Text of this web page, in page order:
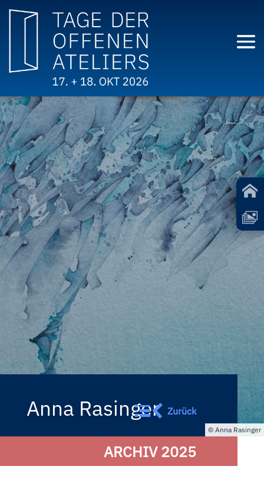
Anna Rasinger Zurück
ARCHIV 2025
Anna Rasinger